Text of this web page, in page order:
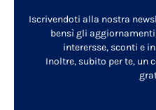
Iscrivendoti alla nostra
bensì gli
interersse, sconti e
Inoltre, subito per te, un